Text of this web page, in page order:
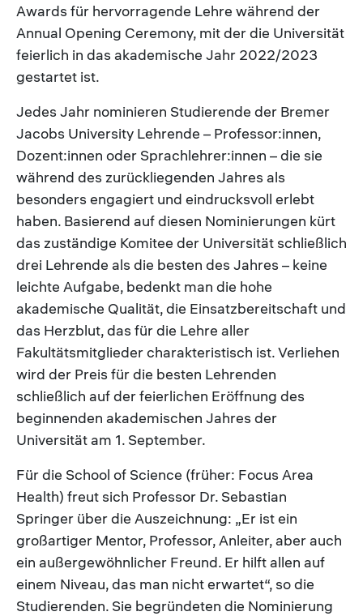
Awards für hervorragende Lehre während der
Annual Opening Ceremony, mit der die Universität
feierlich in das akademische Jahr 2022/2023
gestartet ist.
Jedes Jahr nominieren Studierende der Bremer
Jacobs University Lehrende – Professor:innen,
Dozent:innen oder Sprachlehrer:innen – die sie
während des zurückliegenden Jahres als
besonders engagiert und eindrucksvoll erlebt
haben. Basierend auf diesen Nominierungen kürt
das zuständige Komitee der Universität schließlich
drei Lehrende als die besten des Jahres – keine
leichte Aufgabe, bedenkt man die hohe
akademische Qualität, die Einsatzbereitschaft und
das Herzblut, das für die Lehre aller
Fakultätsmitglieder charakteristisch ist. Verliehen
wird der Preis für die besten Lehrenden
schließlich auf der feierlichen Eröffnung des
beginnenden akademischen Jahres der
Universität am 1. September.
Für die School of Science (früher: Focus Area
Health) freut sich Professor Dr. Sebastian
Springer über die Auszeichnung: „Er ist ein
großartiger Mentor, Professor, Anleiter, aber auch
ein außergewöhnlicher Freund. Er hilft allen auf
einem Niveau, das man nicht erwartet“, so die
Studierenden. Sie begründeten die Nominierung